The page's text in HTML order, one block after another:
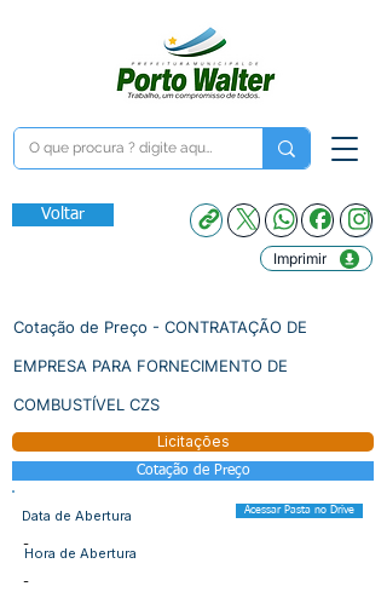
Voltar
Imprimir
Cotação de Preço - CONTRATAÇÃO DE
EMPRESA PARA FORNECIMENTO DE
COMBUSTÍVEL CZS
Licitações
Cotação de Preço
Data de Abertura Acessar Pasta no Drive
-
Hora de Abertura
-